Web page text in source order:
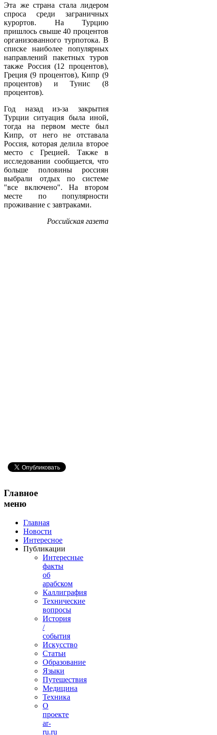
Эта же страна стала лидером
спроса среди заграничных
курортов. На Турцию
пришлось свыше 40 процентов
организованного турпотока. В
списке наиболее популярных
направлений пакетных туров
также Россия (12 процентов),
Греция (9 процентов), Кипр (9
процентов) и Тунис (8
процентов).
Год назад из-за закрытия
Турции ситуация была иной,
тогда на первом месте был
Кипр, от него не отставала
Россия, которая делила второе
место с Грецией. Также в
исследовании сообщается, что
больше половины россиян
выбрали отдых по системе
"все включено". На втором
месте по популярности
проживание с завтраками.
Российская газета
Главное
меню
Главная
Новости
Интересное
Публикации
Интересные
факты
об
арабском
Каллиграфия
Технические
вопросы
История
/
события
Искусство
Статьи
Образование
Языки
Путешествия
Медицина
Техника
О
проекте
ar-
ru.ru